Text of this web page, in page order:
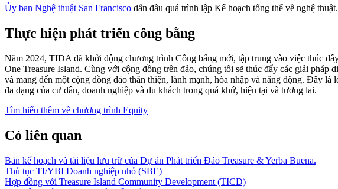
Ủy ban Nghệ thuật San Francisco dẫn đầu quá trình lập Kế hoạch tổng thể về nghệ thuật.
Thực hiện phát triển công bằng
Năm 2024, TIDA đã khởi động chương trình Công bằng mới, tập trung vào việc thúc
One Treasure Island. Cùng với cộng đồng trên đảo, chúng tôi sẽ thúc đẩy các giải
và mang đến một cộng đồng đảo thân thiện, lành mạnh, hòa nhập và năng động. Đây
đa dạng của cư dân, doanh nghiệp và du khách trong quá khứ, hiện tại và tương lai.
Tìm hiểu thêm về chương trình Equity
Có liên quan
Bản kế hoạch và tài liệu lưu trữ của Dự án Phát triển Đảo Treasure & Yerba Buena.
Thủ tục TI/YBI Doanh nghiệp nhỏ (SBE)
Hợp đồng với Treasure Island Community Development (TICD)